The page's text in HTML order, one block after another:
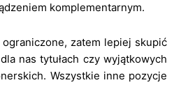
komplementarnym.
ograniczone, zatem lepiej skupić
nas tytułach czy wyjątkowych
Wszystkie inne pozycje